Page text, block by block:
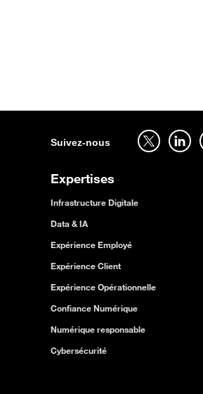
Suivez-nous
Suivez-nous sur twitter - ouverture dans un nouvel onglet Suivez-nous sur linkedin - ouverture dans un nouvel onglet
Expertises
Infrastructure Digitale
Data & IA
Expérience Employé
Expérience Client
Expérience Opérationnelle
Confiance Numérique
Numérique responsable
Cybersécurité